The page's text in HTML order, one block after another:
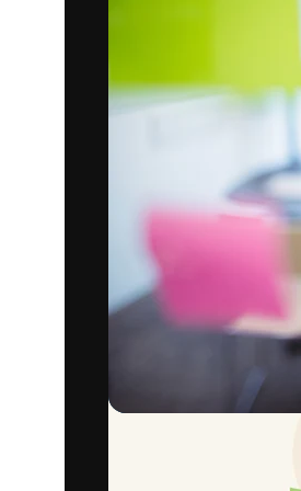
creativi,
Italiano